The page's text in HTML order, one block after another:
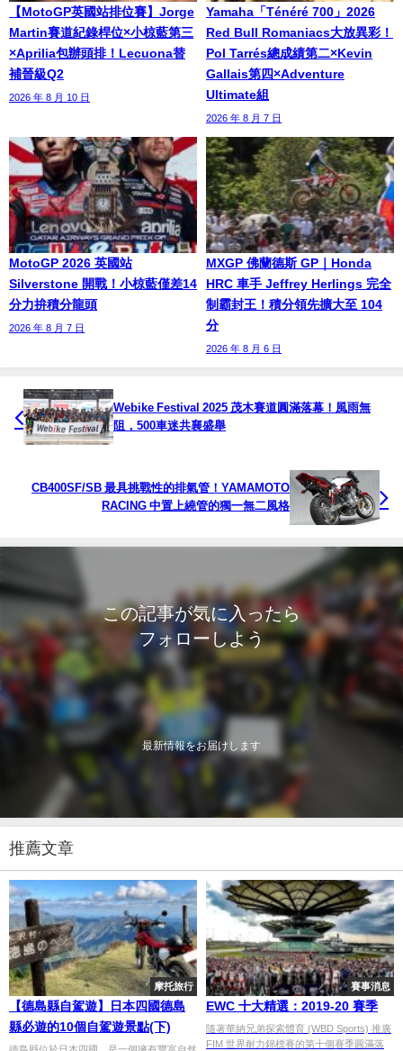
【MotoGP英國站排位賽】Jorge
Martin賽道紀錄桿位×小椋藍第三
×Aprilia包辦頭排！Lecuona替
補晉級Q2
2026 年 8 月 10 日
Yamaha「Ténéré 700」2026
Red Bull Romaniacs大放異彩！
Pol Tarrés總成績第二×Kevin
Gallais第四×Adventure
Ultimate組
2026 年 8 月 7 日
MotoGP 2026 英國站
Silverstone 開戰！小椋藍僅差14
分力拚積分龍頭
2026 年 8 月 7 日
MXGP 佛蘭德斯 GP｜Honda
HRC 車手 Jeffrey Herlings 完全
制霸封王！積分領先擴大至 104
分
2026 年 8 月 6 日
Webike Festival 2025 茂木賽道圓滿落幕！風雨無
阻，500車迷共襄盛舉
CB400SF/SB 最具挑戰性的排氣管！YAMAMOTO
RACING 中置上繞管的獨一無二風格
この記事が気に入ったら
フォローしよう
最新情報をお届けします
推薦文章
摩托旅行
【德島縣自駕遊】日本四國德島
縣必遊的10個自駕遊景點(下)
賽事消息
EWC 十大精選：2019-20 賽季
隨著華納兄弟探索體育 (WBD Sports) 推廣
FIM 世界耐力錦標賽的第十個賽季圓滿落